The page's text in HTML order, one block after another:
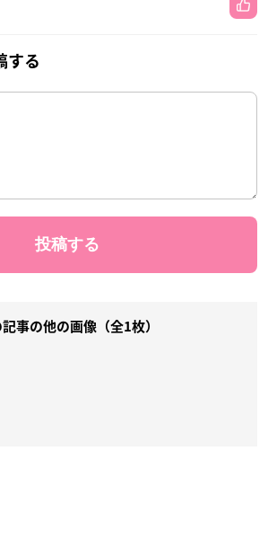
する
記事の他の画像（全1枚）